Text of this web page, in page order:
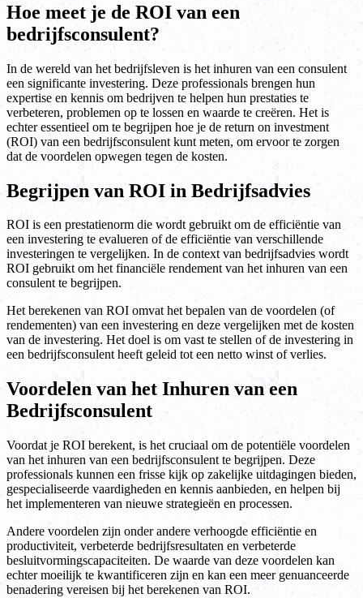
Hoe meet je de ROI van een
bedrijfsconsulent?
In de wereld van het bedrijfsleven is het inhuren van een consulent
een significante investering. Deze professionals brengen hun
expertise en kennis om bedrijven te helpen hun prestaties te
verbeteren, problemen op te lossen en waarde te creëren. Het is
echter essentieel om te begrijpen hoe je de return on investment
(ROI) van een bedrijfsconsulent kunt meten, om ervoor te zorgen
dat de voordelen opwegen tegen de kosten.
Begrijpen van ROI in Bedrijfsadvies
ROI is een prestatienorm die wordt gebruikt om de efficiëntie van
een investering te evalueren of de efficiëntie van verschillende
investeringen te vergelijken. In de context van bedrijfsadvies wordt
ROI gebruikt om het financiële rendement van het inhuren van een
consulent te begrijpen.
Het berekenen van ROI omvat het bepalen van de voordelen (of
rendementen) van een investering en deze vergelijken met de kosten
van de investering. Het doel is om vast te stellen of de investering in
een bedrijfsconsulent heeft geleid tot een netto winst of verlies.
Voordelen van het Inhuren van een
Bedrijfsconsulent
Voordat je ROI berekent, is het cruciaal om de potentiële voordelen
van het inhuren van een bedrijfsconsulent te begrijpen. Deze
professionals kunnen een frisse kijk op zakelijke uitdagingen bieden,
gespecialiseerde vaardigheden en kennis aanbieden, en helpen bij
het implementeren van nieuwe strategieën en processen.
Andere voordelen zijn onder andere verhoogde efficiëntie en
productiviteit, verbeterde bedrijfsresultaten en verbeterde
besluitvormingscapaciteiten. De waarde van deze voordelen kan
echter moeilijk te kwantificeren zijn en kan een meer genuanceerde
benadering vereisen bij het berekenen van ROI.